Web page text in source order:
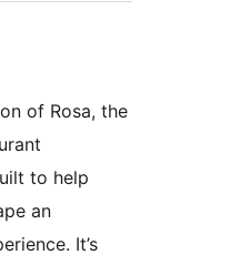
of Rosa, the
to help
an
It’s